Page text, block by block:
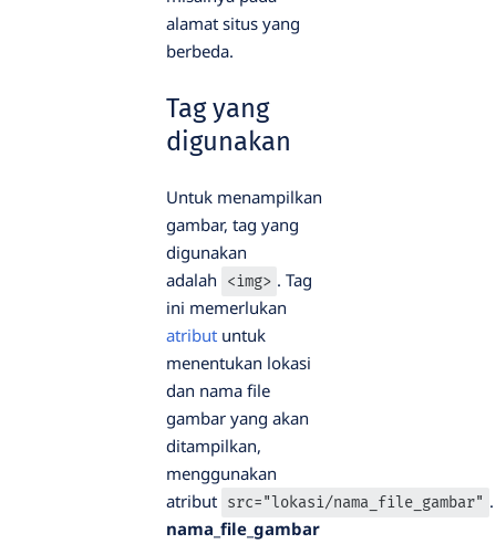
alamat situs yang
berbeda.
Tag yang
digunakan
Untuk menampilkan
gambar, tag yang
digunakan
adalah
<img> . Tag
ini memerlukan
atribut untuk
menentukan lokasi
dan nama file
gambar yang akan
ditampilkan,
menggunakan
atribut src="lokasi/nama_file_gambar" .
nama_file_gambar